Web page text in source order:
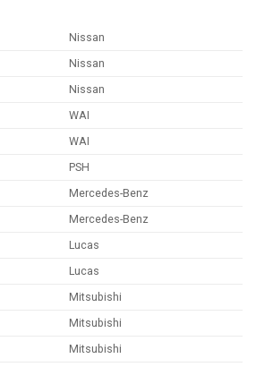
Nissan
Nissan
Nissan
WAI
WAI
PSH
Mercedes-Benz
Mercedes-Benz
Lucas
Lucas
Mitsubishi
Mitsubishi
Mitsubishi